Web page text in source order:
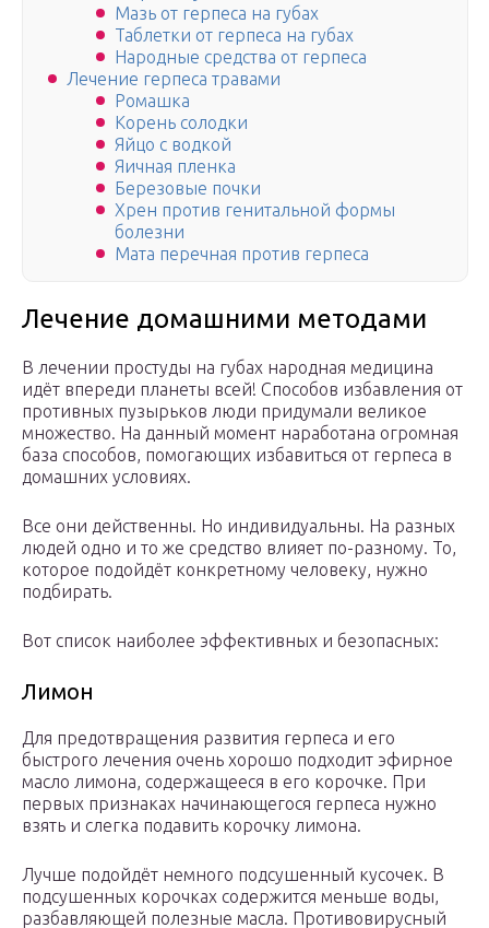
Мазь от герпеса на губах
Таблетки от герпеса на губах
Народные средства от герпеса
Лечение герпеса травами
Ромашка
Корень солодки
Яйцо с водкой
Яичная пленка
Березовые почки
Хрен против генитальной формы
болезни
Мата перечная против герпеса
Лечение домашними методами
В лечении простуды на губах народная медицина
идёт впереди планеты всей! Способов избавления от
противных пузырьков люди придумали великое
множество. На данный момент наработана огромная
база способов, помогающих избавиться от герпеса в
домашних условиях.
Все они действенны. Но индивидуальны. На разных
людей одно и то же средство влияет по-разному. То,
которое подойдёт конкретному человеку, нужно
подбирать.
Вот список наиболее эффективных и безопасных:
Лимон
Для предотвращения развития герпеса и его
быстрого лечения очень хорошо подходит эфирное
масло лимона, содержащееся в его корочке. При
первых признаках начинающегося герпеса нужно
взять и слегка подавить корочку лимона.
Лучше подойдёт немного подсушенный кусочек. В
подсушенных корочках содержится меньше воды,
разбавляющей полезные масла. Противовирусный